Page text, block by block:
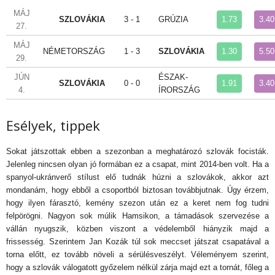
MÁJ
27.
SZLOVÁKIA 3 - 1 GRÚZIA 1.73 3.40
MÁJ
29.
NÉMETORSZÁG 1 - 3 SZLOVÁKIA 1.30 5.50
JÚN
4.
SZLOVÁKIA 0 - 0
ÉSZAK-
ÍRORSZÁG
1.91 3.40
Esélyek, tippek
Sokat játszottak ebben a szezonban a meghatározó szlovák focisták.
Jelenleg nincsen olyan jó formában ez a csapat, mint 2014-ben volt. Ha a
spanyol-ukránverő stílust elő tudnák húzni a szlovákok, akkor azt
mondanám, hogy ebből a csoportból biztosan továbbjutnak. Úgy érzem,
hogy ilyen fárasztó, kemény szezon után ez a keret nem fog tudni
felpörögni. Nagyon sok múlik Hamsikon, a támadások szervezése a
vállán nyugszik, közben viszont a védelemből hiányzik majd a
frissesség. Szerintem Jan Kozák túl sok meccset játszat csapatával a
torna előtt, ez tovább növeli a sérülésveszélyt. Véleményem szerint,
hogy a szlovák válogatott győzelem nélkül zárja majd ezt a tornát, főleg a